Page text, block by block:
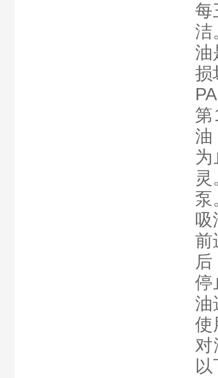
每
洁
油
损
油
泵
吸
前
停
油
使